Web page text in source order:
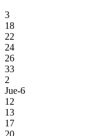
3
18
22
24
26
33
2
Jue-6
12
13
17
20